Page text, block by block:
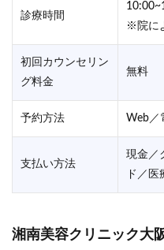
診療時間
※院に
初回カウンセリン
グ料金
無料
予約方法 Web／
支払い方法
現金／
ド／医
湘南美容クリニック大